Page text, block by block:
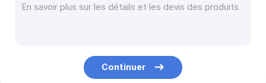
Continuer